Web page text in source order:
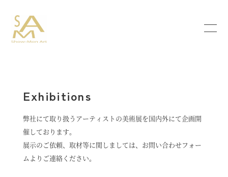
Exhibitions
弊社にて取り扱うアーティストの美術展を国内外にて企画開
催しております。
展示のご依頼、取材等に関しましては、お問い合わせフォー
ムよりご連絡ください。